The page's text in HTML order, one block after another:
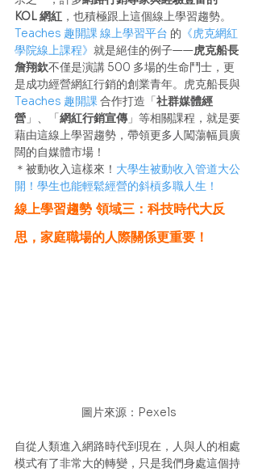
KOL 網紅 ，也積極跟上這個線上學習趨勢。
Teaches 趣開課 線上學習平台 的 《虎克網紅
學院線上課程》 就是絕佳的例子——虎克船長
詹翔欽不僅是演講 500 多場的生命鬥士，更
是成功經營網紅行銷的創業青年。虎克船長與
Teaches 趣開課 合作打造「社群媒體經
營 」、「網紅行銷宣傳 」等相關課程，就是要
藉由這線上學習趨勢，帶領更多人闖蕩幅員廣
闊的自媒體市場！
＊被動收入這樣來！ 大學生被動收入管道大公
開！學生也能輕鬆經營的斜槓多職人生！
線上學習趨勢 領域三：科技時代大反
思，家庭職場的人際關係更重要！
圖片來源：Pexels
自從人類進入網路時代到現在，人與人的相處
模式有了非常大的轉變，只是我們身處這個持